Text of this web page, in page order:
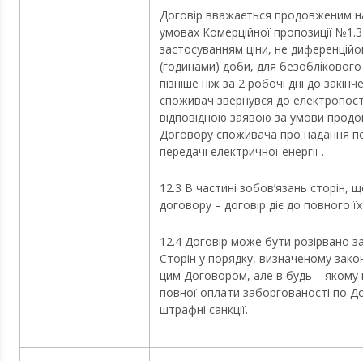
Договір вважається продовженим
умовах Комерційної пропозиції
застосуванням ціни, не
(годинами) доби, для
пізніше ніж за 2 робочі дні до
споживач звернувся до
відповідною заявою за умови
Договору споживача про надання
передачі електричної енергії .
12.3 В частині зобов’язань сторін,
договору – договір діє до повного
12.4 Договір може бути розірвано за
Сторін у порядку, визначеному
цим Договором, але в будь – якому
повної оплати заборгованості по
штрафні санкції.